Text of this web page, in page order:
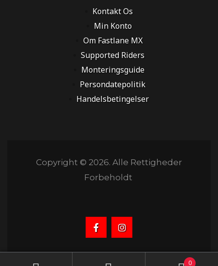
Kontakt Os
Min Konto
Om Fastlane MX
Supported Riders
Monteringsguide
Persondatepolitik
Handelsbetingelser
Copyright © 2026. Alle Rettigheder
Forbeholdt
0